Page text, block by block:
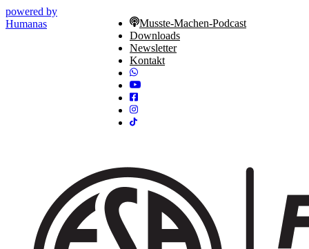
powered by
Humanas
Musste-Machen-Podcast
Downloads
Newsletter
Kontakt